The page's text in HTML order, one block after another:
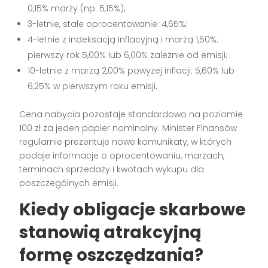
0,15% marży (np. 5,15%);
3-letnie, stałe oprocentowanie: 4,65%;
4-letnie z indeksacją inflacyjną i marżą 1,50%:
pierwszy rok 5,00% lub 6,00% zależnie od emisji;
10-letnie z marżą 2,00% powyżej inflacji: 5,60% lub
6,25% w pierwszym roku emisji.
Cena nabycia pozostaje standardowo na poziomie
100 zł za jeden papier nominalny. Minister Finansów
regularnie prezentuje nowe komunikaty, w których
podaje informacje o oprocentowaniu, marżach,
terminach sprzedaży i kwotach wykupu dla
poszczególnych emisji.
Kiedy obligacje skarbowe
stanowią atrakcyjną
formę oszczędzania?